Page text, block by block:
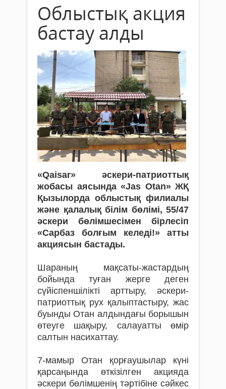
Облыстық акция
бастау алды
«Qaisar» әскери-патриоттық
жобасы аясында «Jas Otan» ЖҚ
Қызылорда облыстық филиалы
және қалалық білім бөлімі, 55/47
әскери бөлімшесімен бірлесіп
«Сарбаз болғым келеді!» атты
акциясын бастады.
Шараның мақсаты-жастардың
бойында туған жерге деген
сүйіспеншілікті арттыру, әскери-
патриоттық рух қалыптастыру, жас
буынды Отан алдындағы борышын
өтеуге шақыру, салауатты өмір
салтын насихаттау.
7-мамыр Отан қорғаушылар күні
қарсаңында өткізілген акцияда
әскери бөлімшенің тәртібіне сәйкес